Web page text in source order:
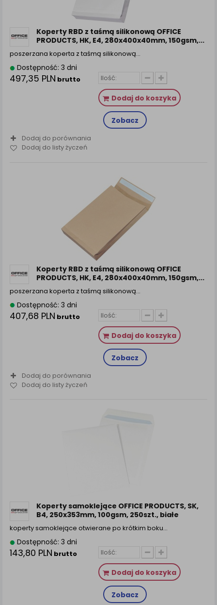
Koperty RBD z taśmą silikonową OFFICE
PRODUCTS, HK, E4, 280x400x40mm, 150gsm,...
poszerzana koperta z taśmą silikonową…
Dostępność: 3 dni
497,35 PLN brutto
Dodaj do koszyka
Zobacz
Dodaj do porównania
Dodaj do listy życzeń
Koperty RBD z taśmą silikonową OFFICE
PRODUCTS, HK, E4, 280x400x40mm, 150gsm,...
poszerzana koperta z taśmą silikonową…
Dostępność: 3 dni
407,68 PLN brutto
Dodaj do koszyka
Zobacz
Dodaj do porównania
Dodaj do listy życzeń
Koperty samoklejące OFFICE PRODUCTS, SK,
B4, 250x353mm, 100gsm, 250szt., białe
koperty samoklejące otwierane po krótkim boku…
Dostępność: 3 dni
143,80 PLN brutto
Dodaj do koszyka
Zobacz